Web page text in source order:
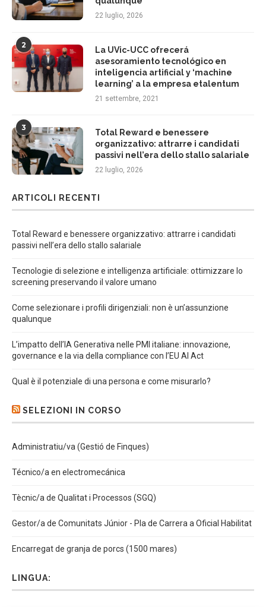
22 luglio, 2026
2
La UVic-UCC ofrecerá
asesoramiento tecnológico en
inteligencia artificial y ‘machine
learning’ a la empresa etalentum
21 settembre, 2021
3
Total Reward e benessere
organizzativo: attrarre i candidati
passivi nell’era dello stallo salariale
22 luglio, 2026
ARTICOLI RECENTI
Total Reward e benessere organizzativo: attrarre i candidati
passivi nell’era dello stallo salariale
Tecnologie di selezione e intelligenza artificiale: ottimizzare lo
screening preservando il valore umano
Come selezionare i profili dirigenziali: non è un’assunzione
qualunque
L’impatto dell’IA Generativa nelle PMI italiane: innovazione,
governance e la via della compliance con l’EU AI Act
Qual è il potenziale di una persona e come misurarlo?
SELEZIONI IN CORSO
Administratiu/va (Gestió de Finques)
Técnico/a en electromecánica
Tècnic/a de Qualitat i Processos (SGQ)
Gestor/a de Comunitats Júnior - Pla de Carrera a Oficial Habilitat
Encarregat de granja de porcs (1500 mares)
LINGUA: